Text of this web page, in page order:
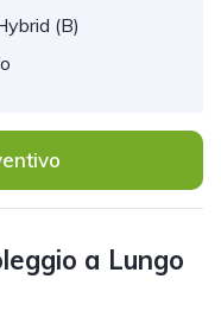
(B)
a Lungo